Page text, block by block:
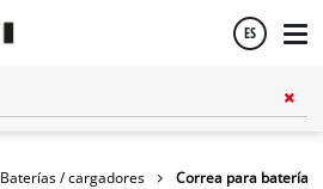
ES
Baterías / cargadores Correa para batería